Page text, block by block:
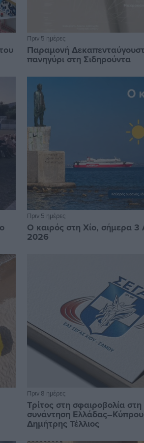
Πριν 5 ημέρες
Παραμονή
πανηγύρι στη Σιδηρούντα
Πριν 5 ημέρες
Ο καιρός στη Χίο, σήμερα 3
2026
Πριν 8 ημέρες
Τρίτος στη σφαιροβολία στη
συνάντηση
Δημήτρης Τέλλιος